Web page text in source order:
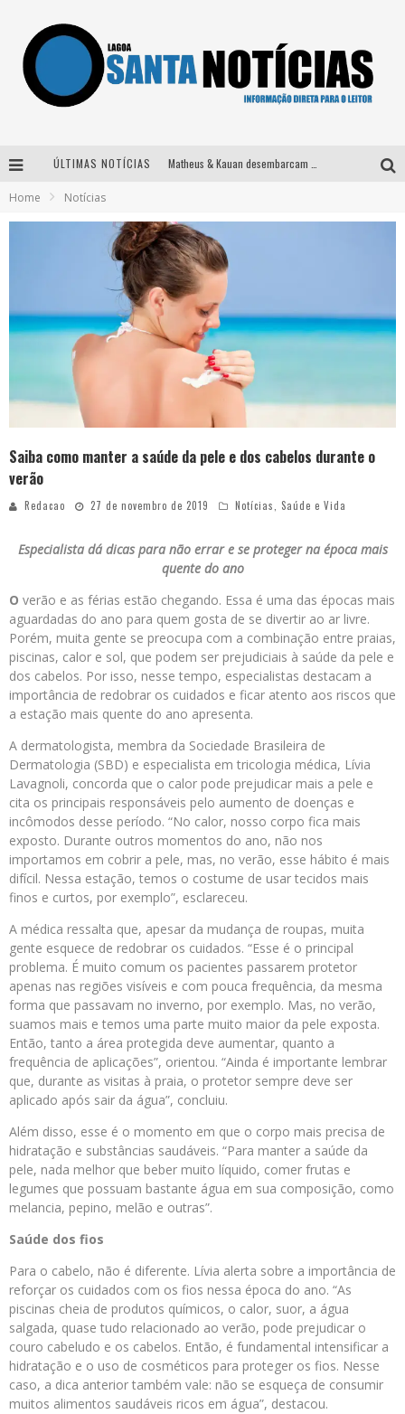
ÚLTIMAS NOTÍCIAS
Home Notícias
Saiba como manter a saúde da pele e dos cabelos durante o
verão
Redacao 27 de novembro de 2019 Notícias, Saúde e Vida
Especialista dá dicas para não errar e se proteger na época mais
quente do ano
O verão e as férias estão chegando. Essa é uma das épocas mais
aguardadas do ano para quem gosta de se divertir ao ar livre.
Porém, muita gente se preocupa com a combinação entre praias,
piscinas, calor e sol, que podem ser prejudiciais à saúde da pele e
dos cabelos. Por isso, nesse tempo, especialistas destacam a
importância de redobrar os cuidados e ficar atento aos riscos que
a estação mais quente do ano apresenta.
A dermatologista, membra da Sociedade Brasileira de
Dermatologia (SBD) e especialista em tricologia médica, Lívia
Lavagnoli, concorda que o calor pode prejudicar mais a pele e
cita os principais responsáveis pelo aumento de doenças e
incômodos desse período. “No calor, nosso corpo fica mais
exposto. Durante outros momentos do ano, não nos
importamos em cobrir a pele, mas, no verão, esse hábito é mais
difícil. Nessa estação, temos o costume de usar tecidos mais
finos e curtos, por exemplo”, esclareceu.
A médica ressalta que, apesar da mudança de roupas, muita
gente esquece de redobrar os cuidados. “Esse é o principal
problema. É muito comum os pacientes passarem protetor
apenas nas regiões visíveis e com pouca frequência, da mesma
forma que passavam no inverno, por exemplo. Mas, no verão,
suamos mais e temos uma parte muito maior da pele exposta.
Então, tanto a área protegida deve aumentar, quanto a
frequência de aplicações”, orientou. “Ainda é importante lembrar
que, durante as visitas à praia, o protetor sempre deve ser
aplicado após sair da água”, concluiu.
Além disso, esse é o momento em que o corpo mais precisa de
hidratação e substâncias saudáveis. “Para manter a saúde da
pele, nada melhor que beber muito líquido, comer frutas e
legumes que possuam bastante água em sua composição, como
melancia, pepino, melão e outras”.
Saúde dos fios
Para o cabelo, não é diferente. Lívia alerta sobre a importância de
reforçar os cuidados com os fios nessa época do ano. “As
piscinas cheia de produtos químicos, o calor, suor, a água
salgada, quase tudo relacionado ao verão, pode prejudicar o
couro cabeludo e os cabelos. Então, é fundamental intensificar a
hidratação e o uso de cosméticos para proteger os fios. Nesse
caso, a dica anterior também vale: não se esqueça de consumir
muitos alimentos saudáveis ricos em água”, destacou.